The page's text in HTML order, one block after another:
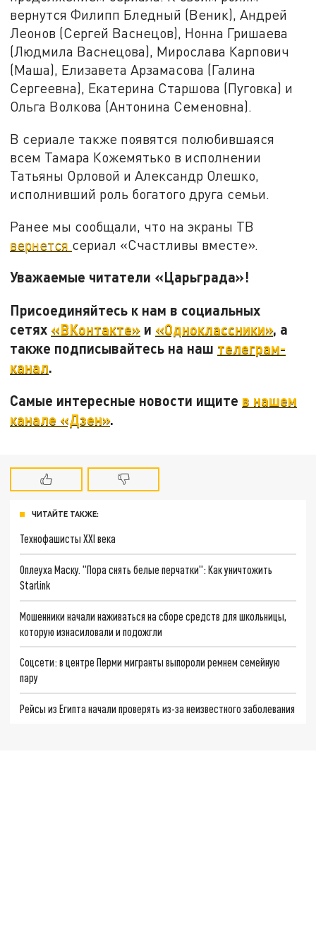
вернутся Филипп Бледный (Веник), Андрей
Леонов (Сергей Васнецов), Нонна Гришаева
(Людмила Васнецова), Мирослава Карпович
(Маша), Елизавета Арзамасова (Галина
Сергеевна), Екатерина Старшова (Пуговка) и
Ольга Волкова (Антонина Семеновна).
В сериале также появятся полюбившаяся
всем Тамара Кожемятько в исполнении
Татьяны Орловой и Александр Олешко,
исполнивший роль богатого друга семьи.
Ранее мы сообщали, что на экраны ТВ
вернется сериал «Счастливы вместе».
Уважаемые читатели «Царьграда»!
Присоединяйтесь к нам в социальных
сетях «ВКонтакте» и «Одноклассники», а
также подписывайтесь на наш телеграм-
канал.
Самые интересные новости ищите в нашем
канале «Дзен».
ЧИТАЙТЕ ТАКЖЕ:
Технофашисты XXI века
Оплеуха Маску. "Пора снять белые перчатки": Как уничтожить
Starlink
Мошенники начали наживаться на сборе средств для школьницы,
которую изнасиловали и подожгли
Соцсети: в центре Перми мигранты выпороли ремнем семейную
пару
Рейсы из Египта начали проверять из-за неизвестного заболевания